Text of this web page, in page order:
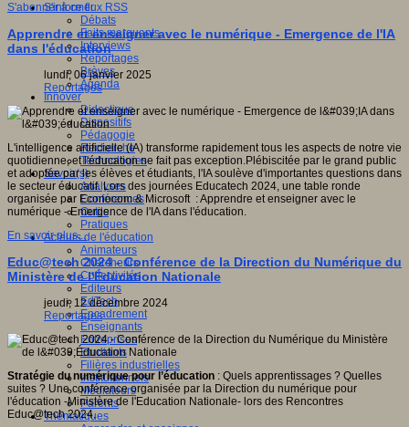
S'informer
Débats
Faits marquants
Interviews
Reportages
Brèves
Agenda
Innover
Didactique
Dispositifs
Pédagogie
Recherche
Technologies
Savoir(s)
Analyses
Conférences
Outils
Pratiques
Acteurs de l'éducation
Animateurs
Chercheurs
Collectivités
Editeurs
EdTech
Encadrement
Enseignants
Entreprises
Etudiants
Filières industrielles
Institutionnels
Médiateurs
Parents
Thématiques
S'abonner à ce flux RSS
Apprendre et enseigner avec le numérique - Emergence de l'IA
dans l'éducation
lundi, 06 janvier 2025
Reportages
L'intelligence artificielle (IA) transforme rapidement tous les aspects de notre vie
quotidienne, et l'éducation ne fait pas exception.Plébiscitée par le grand public
et adoptée par les élèves et étudiants, l'IA soulève d'importantes questions dans
le secteur éducatif. Lors des journées Educatech 2024, une table ronde
organisée par Econocom & Microsoft : Apprendre et enseigner avec le
numérique - Emergence de l'IA dans l'éducation.
En savoir plus...
Educ@tech 2024 - Conférence de la Direction du Numérique du
Ministère de l'Éducation Nationale
jeudi, 12 décembre 2024
Reportages
Stratégie du numérique pour l’éducation : Quels apprentissages ? Quelles
suites ? Une conférence organisée par la Direction du numérique pour
l'éducation -Ministère de l'Education Nationale- lors des Rencontres
Educ@tech 2024.